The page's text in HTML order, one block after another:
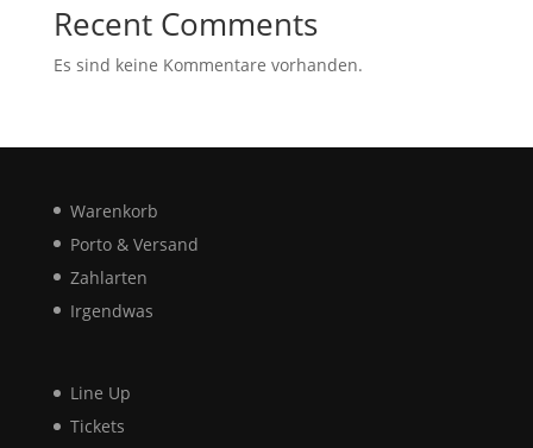
Recent Comments
Es sind keine Kommentare vorhanden.
Warenkorb
Porto & Versand
Zahlarten
Irgendwas
Line Up
Tickets